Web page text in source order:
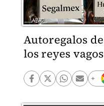
Autoregalos de
los reyes vagos